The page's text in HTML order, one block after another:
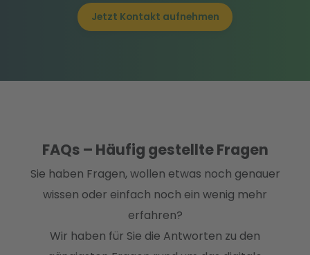
Jetzt Kontakt aufnehmen
FAQs – Häufig gestellte Fragen
Sie haben Fragen, wollen etwas noch genauer
wissen oder einfach noch ein wenig mehr
erfahren?
Wir haben für Sie die Antworten zu den